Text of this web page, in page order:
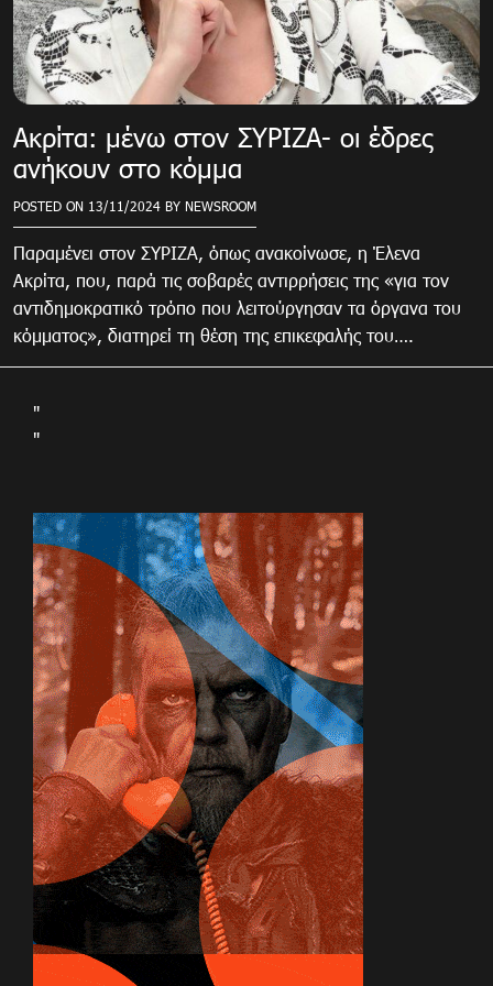
Ακρίτα: μένω στον ΣΥΡΙΖΑ- οι έδρες
ανήκουν στο κόμμα
POSTED ON 13/11/2024 BY NEWSROOM
Παραμένει στον ΣΥΡΙΖΑ, όπως ανακοίνωσε, η Έλενα
Ακρίτα, που, παρά τις σοβαρές αντιρρήσεις της «για τον
αντιδημοκρατικό τρόπο που λειτούργησαν τα όργανα του
κόμματος», διατηρεί τη θέση της επικεφαλής του….
"
"